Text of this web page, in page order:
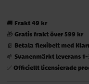
🚚 Frakt 49 kr
🎁 Gratis frakt över 599 kr
📄 Betala flexibelt med
🌱 Svanenmärkt leverans
✅ Officiellt licensierade